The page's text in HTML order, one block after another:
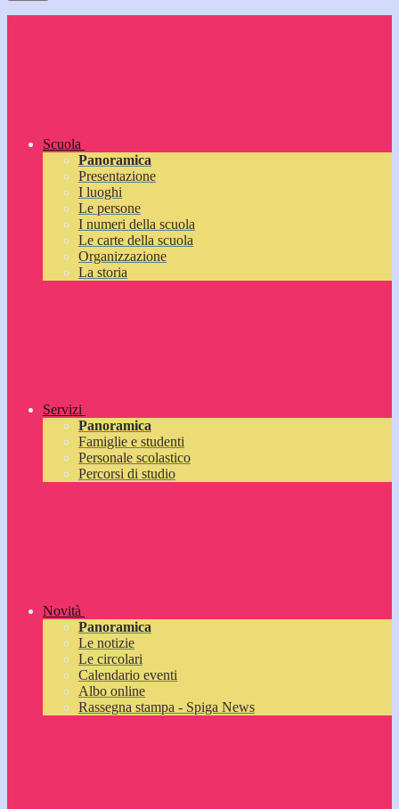
Scuola
Panoramica
Presentazione
I luoghi
Le persone
I numeri della scuola
Le carte della scuola
Organizzazione
La storia
Servizi
Panoramica
Famiglie e studenti
Personale scolastico
Percorsi di studio
Novità
Panoramica
Le notizie
Le circolari
Calendario eventi
Albo online
Rassegna stampa - Spiga News